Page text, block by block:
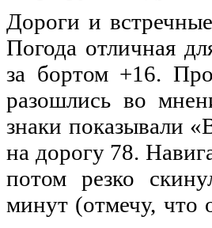
Дороги и встречные
Погода отличная
за бортом +16.
разошлись во
знаки показывали «
на дорогу78.
потом резко
минут (отмечу, что